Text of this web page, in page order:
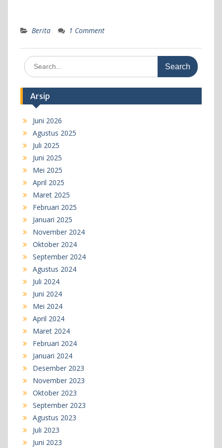
Berita 1 Comment
Search
for:
Arsip
Juni 2026
Agustus 2025
Juli 2025
Juni 2025
Mei 2025
April 2025
Maret 2025
Februari 2025
Januari 2025
November 2024
Oktober 2024
September 2024
Agustus 2024
Juli 2024
Juni 2024
Mei 2024
April 2024
Maret 2024
Februari 2024
Januari 2024
Desember 2023
November 2023
Oktober 2023
September 2023
Agustus 2023
Juli 2023
Juni 2023